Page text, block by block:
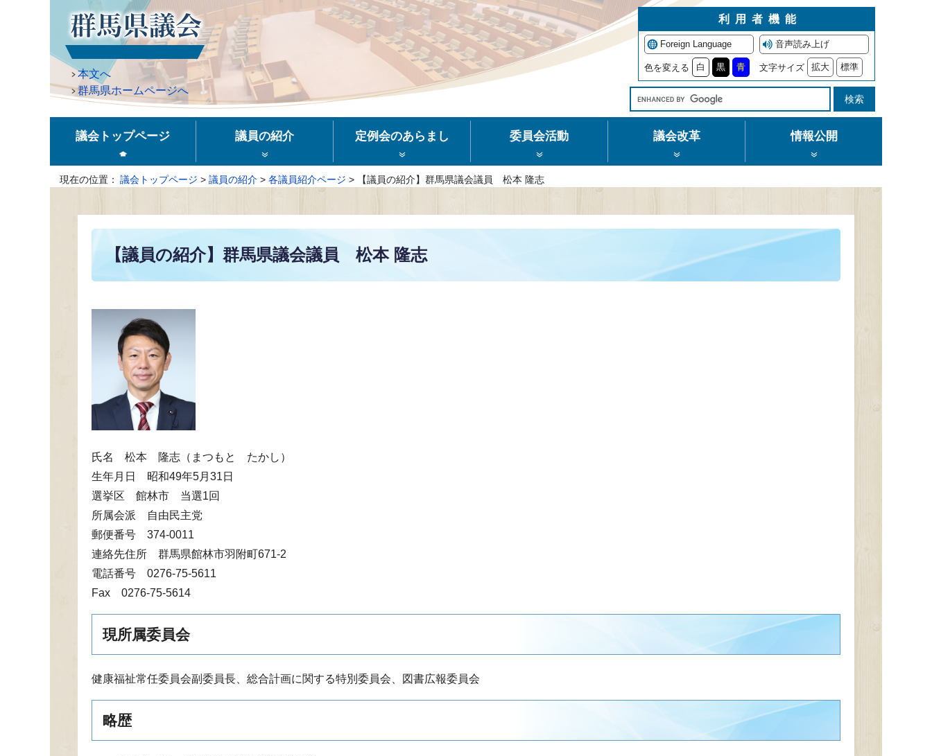
の
頭
本文へ
群馬県ホームページへ
利用者機能
Foreign Language 音声読み上げ
色を変える 白 黒 青 文字サイズ 拡大 標準
Google
カ
議会トップページ 議員の紹介 定例会のあらまし 委員会活動 議会改革 情報公開
現在の位置 議会トップページ > 議員の紹介> 各議員紹介ページ > 【議員の紹介】群馬県議会議員 松本 隆志
【議員の紹介】群馬県議会議員 松本 隆志
氏名 松本 隆志（まつもと たかし）
生年月日 昭和49年5月31日
選挙区 館林市 当選1回
所属会派 自由民主党
郵便番号 374-0011
連絡先住所 群馬県館林市羽附町671-2
電話番号 0276-75-5611
Fax 0276-75-5614
現所属委員会
健康福祉常任委員会副委員長、総合計画に関する特別委員会、図書広報委員会
略歴